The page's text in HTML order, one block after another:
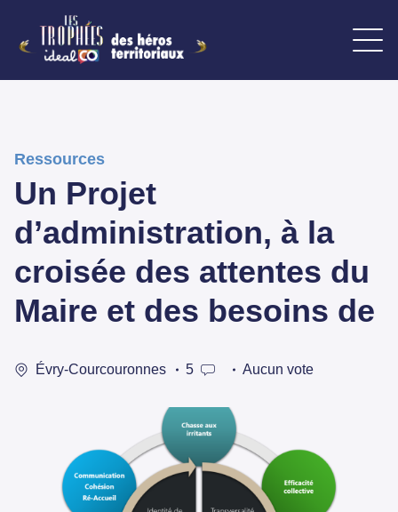
Ressources
Un Projet
d’administration, à la
croisée des attentes du
Maire et des besoins de
Évry-Courcouronnes 5 Aucun vote